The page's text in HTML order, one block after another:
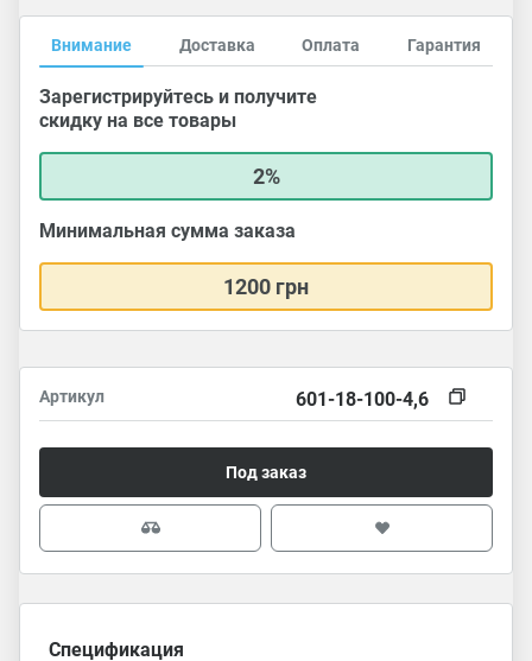
Внимание Доставка Оплата Гарантия
Зарегистрируйтесь и получите
скидку на все товары
2%
Минимальная сумма заказа
1200 грн
Артикул 601-18-100-4,6
Под заказ
Спецификация